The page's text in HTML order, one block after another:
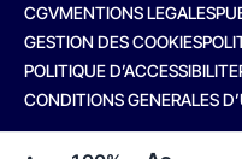
CGVMENTIONS LEGALES
GESTION DES COOKIES
POLITIQUE D’ACCESSIBILITE
CONDITIONS GENERALES